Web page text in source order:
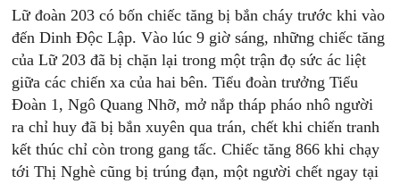
Lữ đoàn 203 có bốn chiếc tăng bị bắn cháy trước khi vào
đến Dinh Độc Lập. Vào lúc 9 giờ sáng, những chiếc tăng
của Lữ 203 đã bị chặn lại trong một trận đọ sức ác liệt
giữa các chiến xa của hai bên. Tiểu đoàn trưởng Tiểu
Đoàn 1, Ngô Quang Nhỡ, mở nắp tháp pháo nhô người
ra chỉ huy đã bị bắn xuyên qua trán, chết khi chiến tranh
kết thúc chỉ còn trong gang tấc. Chiếc tăng 866 khi chạy
tới Thị Nghè cũng bị trúng đạn, một người chết ngay tại